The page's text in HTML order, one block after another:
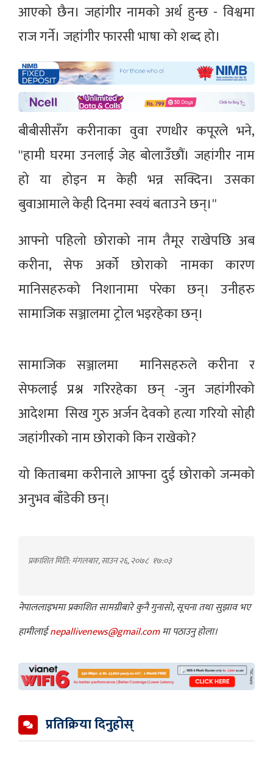
आएको छैन। जहांगीर नामको अर्थ हुन्छ - विश्वमा
राज गर्ने। जहांगीर फारसी भाषा को शब्द हो।
बीबीसीसँग करीनाका वुवा रणधीर कपूरले भने,
''हामी घरमा उनलाई जेह बोलाउँछौं। जहांगीर नाम
हो या होइन म केही भन्न सक्दिन। उसका
बुवाआमाले केही दिनमा स्वय‌ं बताउने छन्।''
आफ्नो पहिलो छोराको नाम तैमूर राखेपछि अब
करीना, सेफ अर्को छोराको नामका कारण
मानिसहरुको निशानामा परेका छन्। उनीहरु
सामाजिक सञ्जालमा ट्रोल भइरहेका छन्।
सामाजिक सञ्जालमा मानिसहरुले करीना र
सेफलाई प्रश्न गरिरहेका छन् -जुन जहांगीरको
आदेशमा सिख गुरु अर्जन देवको हत्या गरियो सोही
जहांगीरको नाम छोराको किन राखेको?
यो किताबमा करीनाले आफ्ना दुई छोराको जन्मको
अनुभव बाँडेकी छन्।
प्रकाशित मिति: मंगलबार, साउन २६, २०७८ १७:०३
नेपाललाइभमा प्रकाशित सामग्रीबारे कुनै गुनासो, सूचना तथा सुझाव भए
हामीलाईnepallivenews@gmail.comमा पठाउनु होला।
प्रतिक्रिया दिनुहोस्